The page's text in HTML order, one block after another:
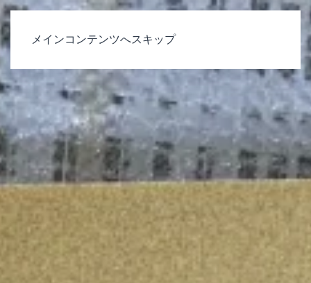
メインコンテンツへスキップ